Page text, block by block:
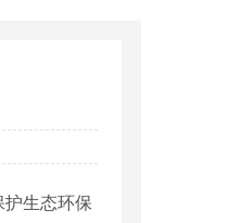
生态环保